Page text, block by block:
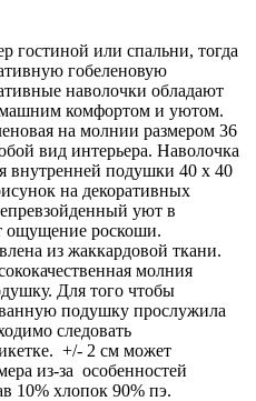
гостиной или спальни, тогда
гобеленовую
наволочки обладают
комфортом и уютом.
на молнии размером 36
вид интерьера. Наволочка
внутренней подушки 40 х 40
на декоративных
уют в
ощущение роскоши.
из жаккардовой ткани.
молния
Для того чтобы
подушку прослужила
следовать
+/- 2 см может
из-за особенностей
10% хлопок 90% пэ.